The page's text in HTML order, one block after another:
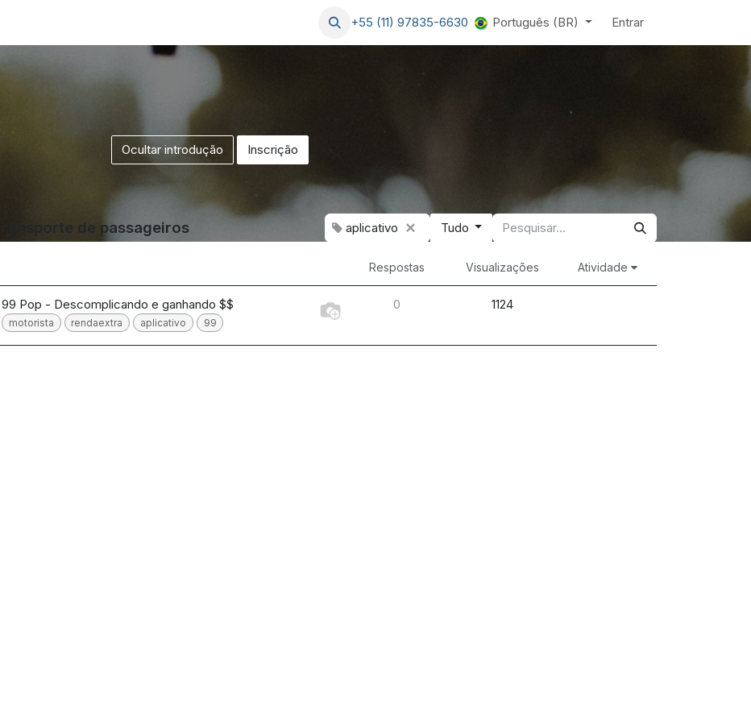
+55 (11) 97835-6630 Português (BR) Entrar
Ocultar introdução Inscrição
Transporte de passageiros aplicativo Tudo
Respostas Visualizações Atividade
99 Pop - Descomplicando e ganhando $$
motorista rendaextra aplicativo 99
0 1124